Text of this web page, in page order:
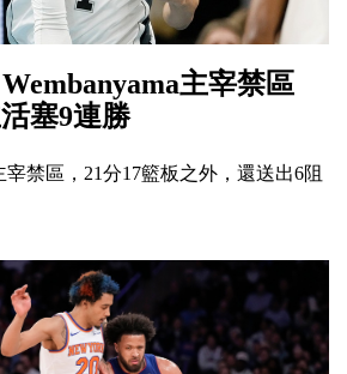
主宰禁區
塞9連勝
宰禁區，21分17籃板之外，還送出6阻